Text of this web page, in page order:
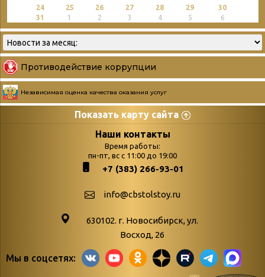
24 25 26 27 28 29
30
31
1 2 3 4 5 6
Противодействие коррупции
Независимая оценка качества оказания услуг
Показать карту сайта
Страницы
podvedenie-itogov-festivalya-
paskhalnaya-palitra
Библионочь – как ярмарка точь-в-
поступлений
Война. Народ.
живые»
Наши контакты
Время работы:
пн-пт, вс с 11:00 до 19:00
+7 (383) 266-93-01
info@cbstolstoy.ru
630102. г. Новосибирск, ул.
Восход, 26
Мы в соцсетях: